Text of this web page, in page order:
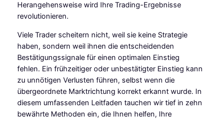
Herangehensweise wird Ihre Trading-Ergebnisse
revolutionieren.
Viele Trader scheitern nicht, weil sie keine Strategie
haben, sondern weil ihnen die entscheidenden
Bestätigungssignale für einen optimalen Einstieg
fehlen. Ein frühzeitiger oder unbestätigter Einstieg kann
zu unnötigen Verlusten führen, selbst wenn die
übergeordnete Marktrichtung korrekt erkannt wurde. In
diesem umfassenden Leitfaden tauchen wir tief in zehn
bewährte Methoden ein, die Ihnen helfen, Ihre